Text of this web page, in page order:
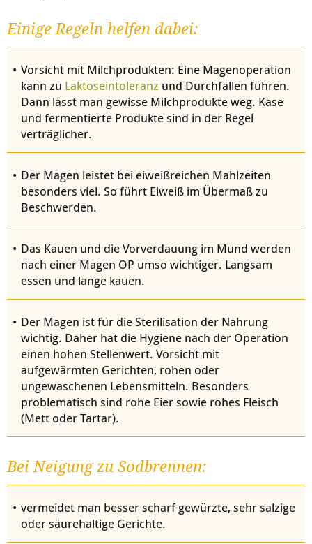
Einige Regeln helfen dabei:
Vorsicht mit Milchprodukten: Eine Magenoperation
kann zu Laktoseintoleranz und Durchfällen führen.
Dann lässt man gewisse Milchprodukte weg. Käse
und fermentierte Produkte sind in der Regel
verträglicher.
Der Magen leistet bei eiweißreichen Mahlzeiten
besonders viel. So führt Eiweiß im Übermaß zu
Beschwerden.
Das Kauen und die Vorverdauung im Mund werden
nach einer Magen OP umso wichtiger. Langsam
essen und lange kauen.
Der Magen ist für die Sterilisation der Nahrung
wichtig. Daher hat die Hygiene nach der Operation
einen hohen Stellenwert. Vorsicht mit
aufgewärmten Gerichten, rohen oder
ungewaschenen Lebensmitteln. Besonders
problematisch sind rohe Eier sowie rohes Fleisch
(Mett oder Tartar).
Bei Neigung zu Sodbrennen:
vermeidet man besser scharf gewürzte, sehr salzige
oder säurehaltige Gerichte.